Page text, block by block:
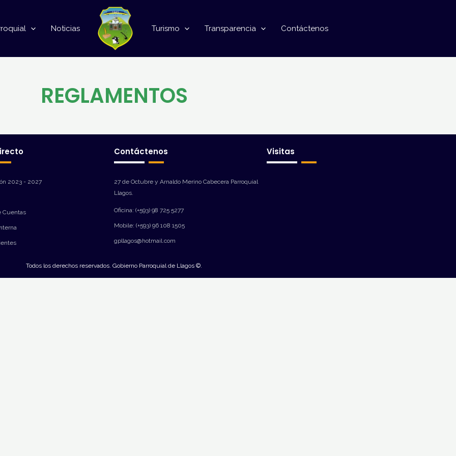
Noticias Turismo Transparencia Contáctenos
REGLAMENTOS
2023 - 2027
Cuentas
Contáctenos
27 de Octubre y Arnaldo Merino Cabecera Parroquial
Llagos.
Oficina: (+593) 98 725 5277
Mobile: (+593) 96 108 1505
gpllagos@hotmail.com
Visitas
Todos los derechos reservados. Gobierno Parroquial de Llagos ©.